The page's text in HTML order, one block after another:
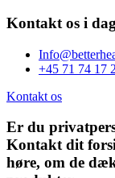
Kontakt os i
+45 71 74 17
Kontakt os
Er du
Kontakt dit
høre, om de